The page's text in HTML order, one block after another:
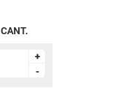
CANT.
+
-
+
-